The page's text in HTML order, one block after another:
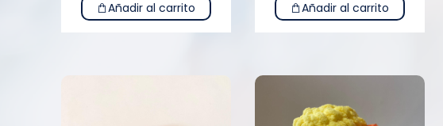
Añadir al carrito Añadir al carrito